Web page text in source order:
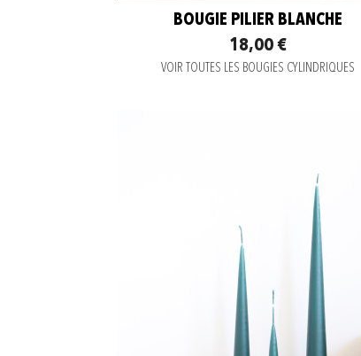
BOUGIE PILIER BLANCHE
18,00 €
VOIR TOUTES LES BOUGIES CYLINDRIQUES